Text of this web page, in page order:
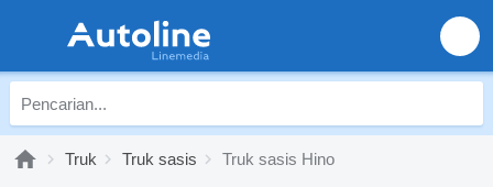
Truk Truk sasis Truk sasis Hino